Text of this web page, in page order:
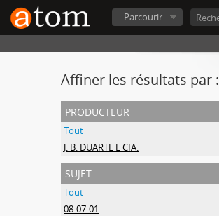
Parcourir
Affiner les résultats par :
producteur
Tout
J. B. DUARTE E CIA.
sujet
Tout
08-07-01